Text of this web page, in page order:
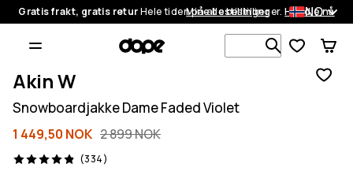
Gratis frakt, gratis returHele tiden på alle bestillinger.Handle nå
Mine bestillinger NO
Søk blant 1
Akin W
Snowboardjakke Dame Faded Violet
1 449,50 NOK 2 899 NOK
(334)
334 anmeldelser, 4.9/5